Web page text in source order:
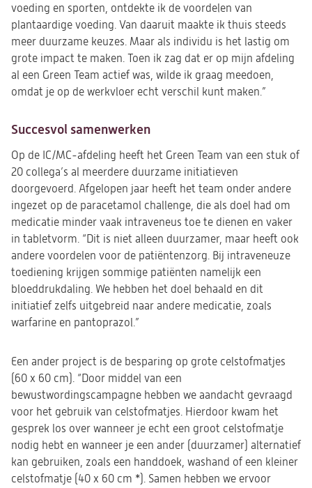
voeding en sporten, ontdekte ik de voordelen van
plantaardige voeding. Van daaruit maakte ik thuis steeds
meer duurzame keuzes. Maar als individu is het lastig om
grote impact te maken. Toen ik zag dat er op mijn afdeling
al een Green Team actief was, wilde ik graag meedoen,
omdat je op de werkvloer echt verschil kunt maken.”
Succesvol samenwerken
Op de IC/MC-afdeling heeft het Green Team van een stuk of
20 collega’s al meerdere duurzame initiatieven
doorgevoerd. Afgelopen jaar heeft het team onder andere
ingezet op de paracetamol challenge, die als doel had om
medicatie minder vaak intraveneus toe te dienen en vaker
in tabletvorm. “Dit is niet alleen duurzamer, maar heeft ook
andere voordelen voor de patiëntenzorg. Bij intraveneuze
toediening krijgen sommige patiënten namelijk een
bloeddrukdaling. We hebben het doel behaald en dit
initiatief zelfs uitgebreid naar andere medicatie, zoals
warfarine en pantoprazol.”
Een ander project is de besparing op grote celstofmatjes
(60 x 60 cm). “Door middel van een
bewustwordingscampagne hebben we aandacht gevraagd
voor het gebruik van celstofmatjes. Hierdoor kwam het
gesprek los over wanneer je echt een groot celstofmatje
nodig hebt en wanneer je een ander (duurzamer) alternatief
kan gebruiken, zoals een handdoek, washand of een kleiner
celstofmatje (40 x 60 cm *). Samen hebben we ervoor